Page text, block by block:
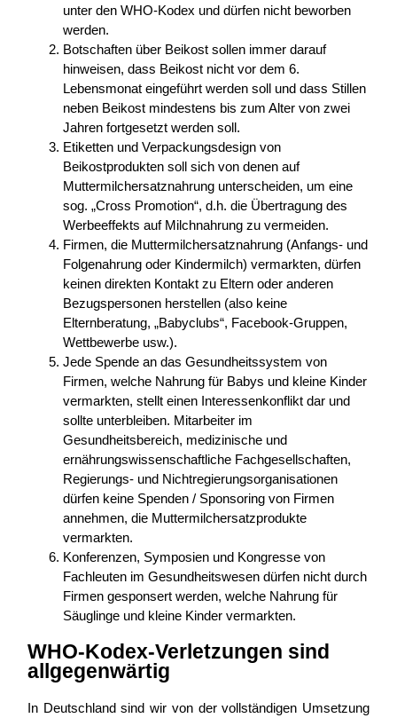
unter den WHO-Kodex und dürfen nicht beworben
werden.
Botschaften über Beikost sollen immer darauf
hinweisen, dass Beikost nicht vor dem 6.
Lebensmonat eingeführt werden soll und dass Stillen
neben Beikost mindestens bis zum Alter von zwei
Jahren fortgesetzt werden soll.
Etiketten und Verpackungsdesign von
Beikostprodukten soll sich von denen auf
Muttermilchersatznahrung unterscheiden, um eine
sog. „Cross Promotion“, d.h. die Übertragung des
Werbeeffekts auf Milchnahrung zu vermeiden.
Firmen, die Muttermilchersatznahrung (Anfangs- und
Folgenahrung oder Kindermilch) vermarkten, dürfen
keinen direkten Kontakt zu Eltern oder anderen
Bezugspersonen herstellen (also keine
Elternberatung, „Babyclubs“, Facebook-Gruppen,
Wettbewerbe usw.).
Jede Spende an das Gesundheitssystem von
Firmen, welche Nahrung für Babys und kleine Kinder
vermarkten, stellt einen Interessenkonflikt dar und
sollte unterbleiben. Mitarbeiter im
Gesundheitsbereich, medizinische und
ernährungswissenschaftliche Fachgesellschaften,
Regierungs- und Nichtregierungsorganisationen
dürfen keine Spenden / Sponsoring von Firmen
annehmen, die Muttermilchersatzprodukte
vermarkten.
Konferenzen, Symposien und Kongresse von
Fachleuten im Gesundheitswesen dürfen nicht durch
Firmen gesponsert werden, welche Nahrung für
Säuglinge und kleine Kinder vermarkten.
WHO-Kodex-Verletzungen sind
allgegenwärtig
In Deutschland sind wir von der vollständigen Umsetzung